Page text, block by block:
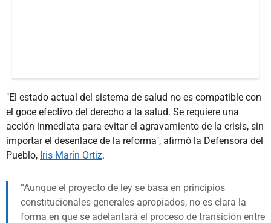
"El estado actual del sistema de salud no es compatible con
el goce efectivo del derecho a la salud. Se requiere una
acción inmediata para evitar el agravamiento de la crisis, sin
importar el desenlace de la reforma", afirmó la Defensora del
Pueblo, Iris Marín Ortiz.
Aunque el proyecto de ley se basa en principios
constitucionales generales apropiados, no es clara la
forma en que se adelantará el proceso de transición entre